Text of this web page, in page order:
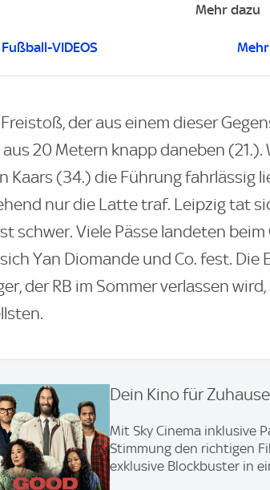
Mehr dazu
VIDEOS
der aus einem dieser
20 Metern knapp daneben (21.).
Kaars (34.) die Führung fahrlässig
nur die Latte traf. Leipzig tat
schwer. Viele Pässe landeten
Yan Diomande und Co. fest. Die
der RB im Sommer verlassen
Dein Kino für Zuhause
Mit Sky Cinema inklusive
Stimmung den richtigen
exklusive Blockbuster in